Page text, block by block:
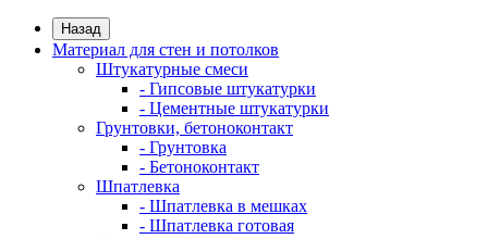
Назад
Материал для стен и потолков
Штукатурные смеси
- Гипсовые штукатурки
- Цементные штукатурки
Грунтовки, бетоноконтакт
- Грунтовка
- Бетоноконтакт
Шпатлевка
- Шпатлевка в мешках
- Шпатлевка готовая